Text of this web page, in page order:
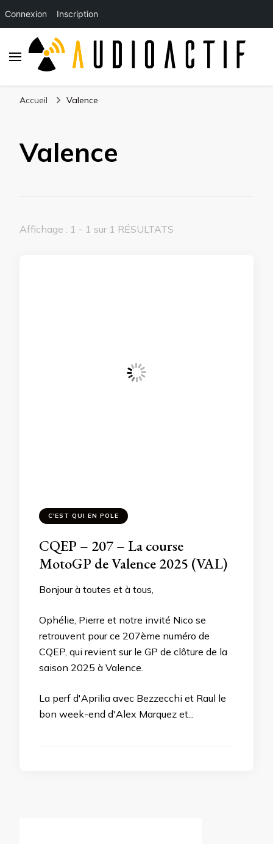
Connexion Inscription
Accueil Valence
Valence
Affichage : 1 - 1 sur 1 RÉSULTATS
C'EST QUI EN POLE
CQEP – 207 – La course
MotoGP de Valence 2025 (VAL)
Bonjour à toutes et à tous,
Ophélie, Pierre et notre invité Nico se
retrouvent pour ce 207ème numéro de
CQEP, qui revient sur le GP de clôture de la
saison 2025 à Valence.
La perf d'Aprilia avec Bezzecchi et Raul le
bon week-end d'Alex Marquez et...